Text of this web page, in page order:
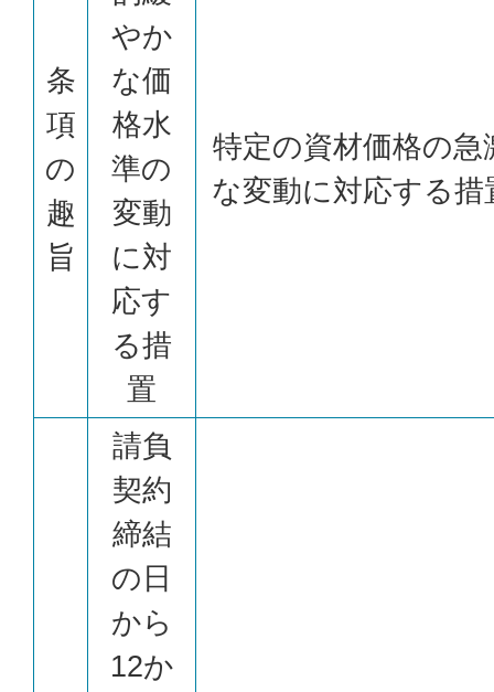
条
項
の
趣
旨
やか
な価
格水
準の
変動
に対
応す
る措
置
特定の資材価格の急
な変動に対応する措
請負
契約
締結
の日
から
12か